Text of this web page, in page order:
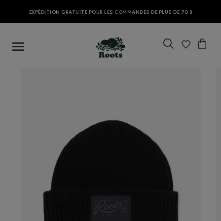
EXPÉDITION GRATUITE POUR LES COMMANDES DE PLUS DE 70 $